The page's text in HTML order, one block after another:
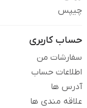
چیپس
حساب کاربری
سفارشات من
اطلاعات حساب
آدرس ها
علاقه مندی ها